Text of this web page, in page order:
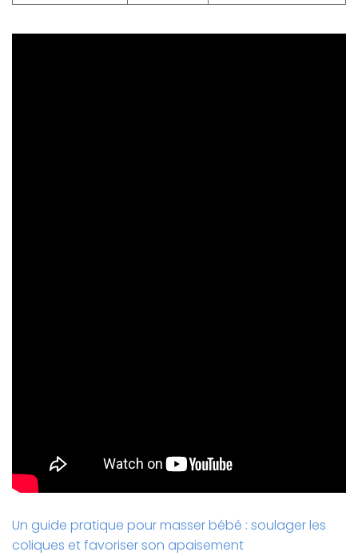
Un guide pratique pour masser bébé : soulager les
coliques et favoriser son apaisement